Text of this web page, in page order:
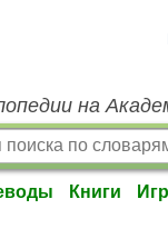
на
Книги